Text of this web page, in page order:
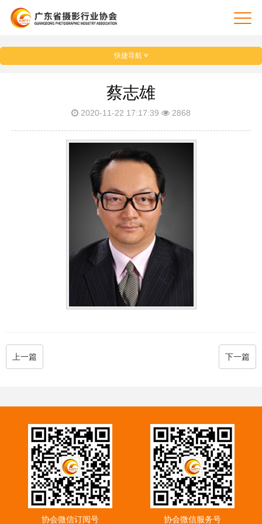
快捷导航
蔡志雄
2020-11-22 17:17:39 2868
上一篇 下一篇
协会微信订阅号 协会微信服务号